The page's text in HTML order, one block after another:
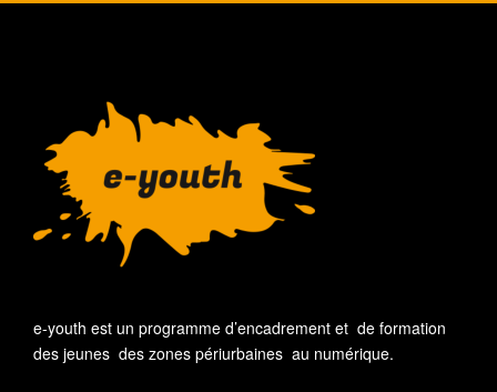
e-youth est un programme d’encadrement et de formation
des jeunes des zones périurbaines au numérique.